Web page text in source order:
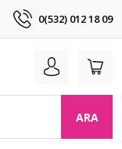
0(532) 012 18 09
ARA